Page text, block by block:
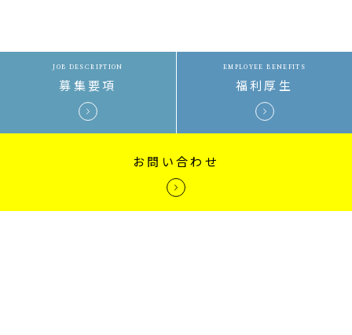
JOB DESCRIPTION
募集要項
EMPLOYEE BENEFITS
福利厚生
お問い合わせ